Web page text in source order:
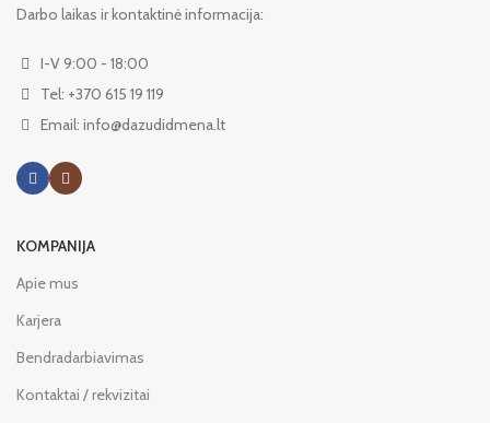
Darbo laikas ir kontaktinė informacija:
I-V 9:00 - 18:00
Tel: +370 615 19 119
Email: info@dazudidmena.lt
KOMPANIJA
Apie mus
Karjera
Bendradarbiavimas
Kontaktai / rekvizitai